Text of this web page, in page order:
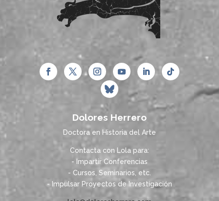
Dolores Herrero
Doctora en Historia del Arte
Contacta con Lola para:
- Impartir Conferencias
- Cursos, Seminarios, etc.
- Impulsar Proyectos de Investigación